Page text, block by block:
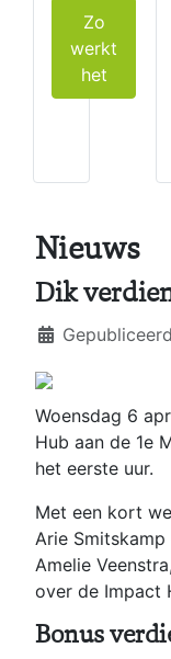
Zo
werkt
het
Nieuws
Dik
Details
Woensdag 6
Hub aan de 1e
het eerste uur.
Met een kort
Arie
Amelie
over de Impact
Bonus